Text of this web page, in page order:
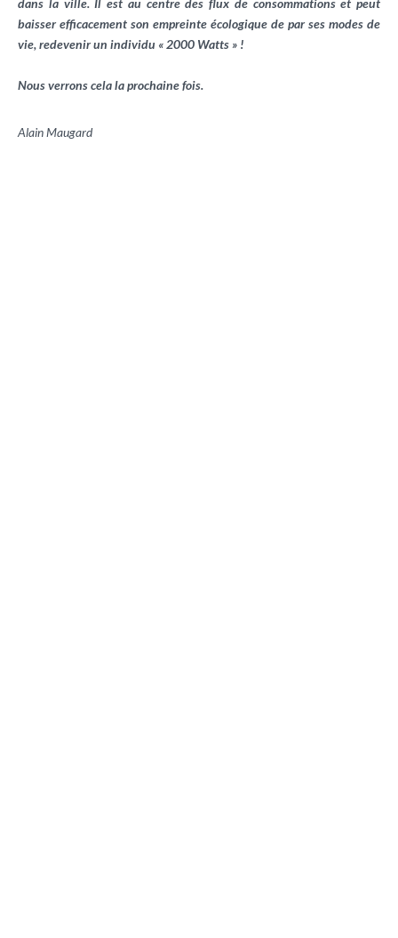
dans la ville. Il est au centre des flux de consommations et peut
baisser efficacement son empreinte écologique de par ses modes de
vie, redevenir un individu « 2000 Watts » !
Nous verrons cela la prochaine fois.
Alain Maugard